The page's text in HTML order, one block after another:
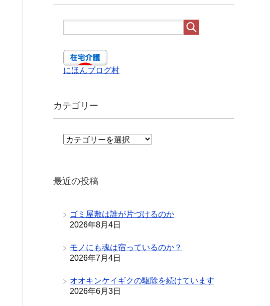
にほんブログ村
カテゴリー
カ
ー
最近の投稿
ゴミ屋敷は誰が片づけるのか
2026年8月4日
モノにも魂は宿っているのか？
2026年7月4日
オオキンケイギクの駆除を続けています
2026年6月3日